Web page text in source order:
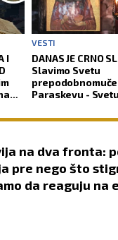
I
VESTI
DANAS JE CRNO
Slavimo Svetu
Paraskevu - Svetu
na dva fronta:
pre nego što
da reaguju na